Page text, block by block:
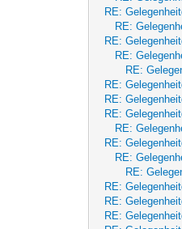
RE:
RE:
RE:
RE:
RE:
RE:
RE:
RE:
RE:
RE:
RE:
RE:
RE:
RE:
RE: